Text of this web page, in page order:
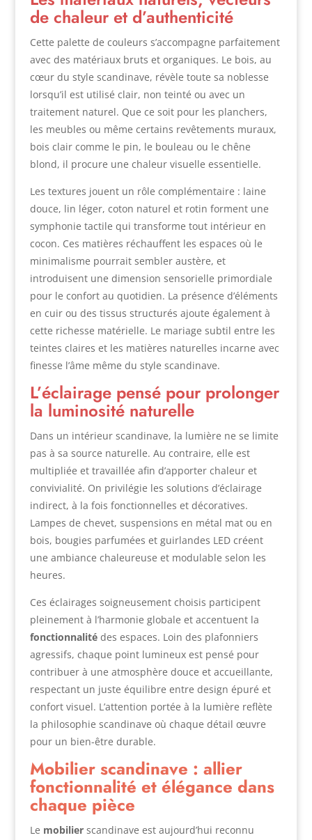
de chaleur et d’authenticité
Cette palette de couleurs s’accompagne parfaitement
avec des matériaux bruts et organiques. Le bois, au
cœur du style scandinave, révèle toute sa noblesse
lorsqu’il est utilisé clair, non teinté ou avec un
traitement naturel. Que ce soit pour les planchers,
les meubles ou même certains revêtements muraux,
bois clair comme le pin, le bouleau ou le chêne
blond, il procure une chaleur visuelle essentielle.
Les textures jouent un rôle complémentaire : laine
douce, lin léger, coton naturel et rotin forment une
symphonie tactile qui transforme tout intérieur en
cocon. Ces matières réchauffent les espaces où le
minimalisme pourrait sembler austère, et
introduisent une dimension sensorielle primordiale
pour le confort au quotidien. La présence d’éléments
en cuir ou des tissus structurés ajoute également à
cette richesse matérielle. Le mariage subtil entre les
teintes claires et les matières naturelles incarne avec
finesse l’âme même du style scandinave.
L’éclairage pensé pour prolonger
la luminosité naturelle
Dans un intérieur scandinave, la lumière ne se limite
pas à sa source naturelle. Au contraire, elle est
multipliée et travaillée afin d’apporter chaleur et
convivialité. On privilégie les solutions d’éclairage
indirect, à la fois fonctionnelles et décoratives.
Lampes de chevet, suspensions en métal mat ou en
bois, bougies parfumées et guirlandes LED créent
une ambiance chaleureuse et modulable selon les
heures.
Ces éclairages soigneusement choisis participent
pleinement à l’harmonie globale et accentuent la
fonctionnalitédes espaces. Loin des plafonniers
agressifs, chaque point lumineux est pensé pour
contribuer à une atmosphère douce et accueillante,
respectant un juste équilibre entre design épuré et
confort visuel. L’attention portée à la lumière reflète
la philosophie scandinave où chaque détail œuvre
pour un bien-être durable.
Mobilier scandinave : allier
fonctionnalité et élégance dans
chaque pièce
Le mobilierscandinave est aujourd’hui reconnu